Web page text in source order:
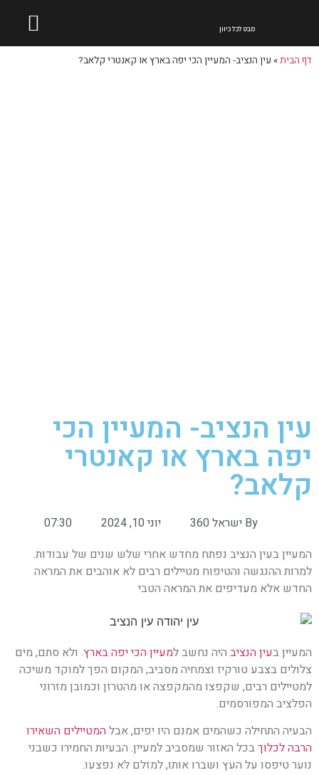
מבט לכל כיוון
דף הבית» עין הנציב- המעיין הכי יפה בארץ או קאנטרי קלאב?
עין הנציב- המעיין הכי
יפה בארץ או קאנטרי
קלאב?
By ישראל 360 יוני 10, 2024
07:30
המעיין בעין הנציב נפתח מחדש אחרי שלש שנים של עבודות.
למרות ההנגשה והטיפוח מטיילים רבים לא אוהבים את המראה
החדש אלא מעדיפים את המראה הטבי
המעיין בעין הנציב היה נחשב למעיין הכי יפה בארץ. ולא סתם, מים
צלולים בצבע טורקיז וצמחיה מסביב, המקום הפך למוקד משיכה
למטיילים רבים, שקפצו מהמקפצה או מהטרזן וכמובן מזרוני
הפלציב המפורסמים.
הבעיה התחילה כשהמים אמנם היו יפים, אבלהמטיילים השאירו
הרבה לכלוךבכל האזור שמסביב למעיין. הבעיות החמירו כשבני
נוער טיפסו על העץ ושברו אותו, למזלם לא נפצעו.